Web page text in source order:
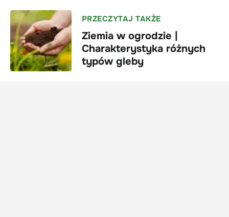
PRZECZYTAJ TAKŻE
Ziemia w ogrodzie |
Charakterystyka różnych
typów gleby